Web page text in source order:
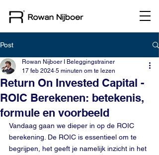
Post
Return On Invested Capital -
ROIC Berekenen: betekenis,
formule en voorbeeld
Rowan Nijboer I Beleggingstrainer
17 feb 2024 5 minuten om te lezen
Vandaag gaan we dieper in op de ROIC
berekening. De ROIC is essentieel om te
begrijpen, het geeft je namelijk inzicht in het